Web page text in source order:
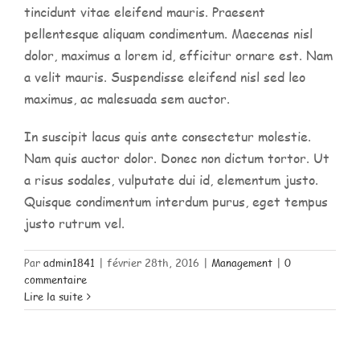
tincidunt vitae eleifend mauris. Praesent
pellentesque aliquam condimentum. Maecenas nisl
dolor, maximus a lorem id, efficitur ornare est. Nam
a velit mauris. Suspendisse eleifend nisl sed leo
maximus, ac malesuada sem auctor.
In suscipit lacus quis ante consectetur molestie.
Nam quis auctor dolor. Donec non dictum tortor. Ut
a risus sodales, vulputate dui id, elementum justo.
Quisque condimentum interdum purus, eget tempus
justo rutrum vel.
Par admin1841 | février 28th, 2016 | Management | 0
commentaire
Lire la suite